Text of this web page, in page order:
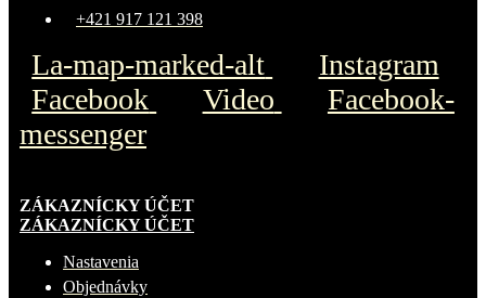
+421 917 121 398
La-map-marked-alt
Instagram
Facebook
Video
Facebook-
messenger
ZÁKAZNÍCKY ÚČET
ZÁKAZNÍCKY ÚČET
Nastavenia
Objednávky